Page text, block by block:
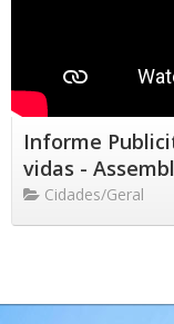
Informe
vidas -
Cidades/Geral